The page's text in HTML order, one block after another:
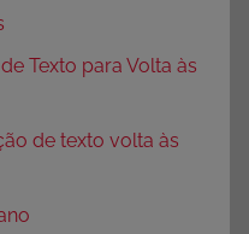
Texto para Volta às
de texto volta às